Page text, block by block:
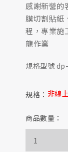
感謝新營的
膜切割貼紙
程，專業施
龍作業
規格型號
規格： 非線
商品數量：